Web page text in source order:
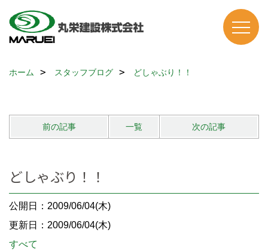
ホーム スタッフブログ どしゃぶり！！
前の記事 一覧 次の記事
どしゃぶり！！
公開日：2009/06/04(木)
更新日：2009/06/04(木)
すべて